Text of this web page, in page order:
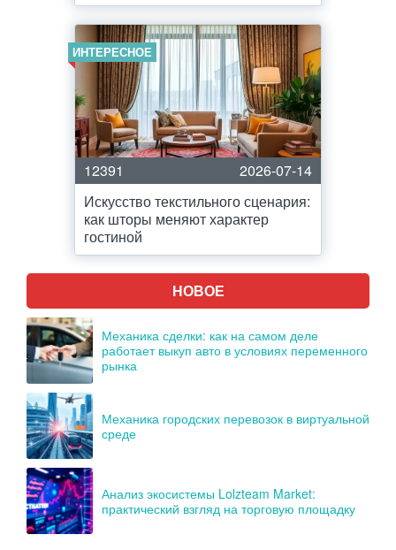
ИНТЕРЕСНОЕ
12391
2026-07-14
Искусство текстильного сценария:
как шторы меняют характер
гостиной
НОВОЕ
Механика сделки: как на самом деле
работает выкуп авто в условиях переменного
рынка
Механика городских перевозок в виртуальной
среде
Анализ экосистемы Lolzteam Market:
практический взгляд на торговую площадку